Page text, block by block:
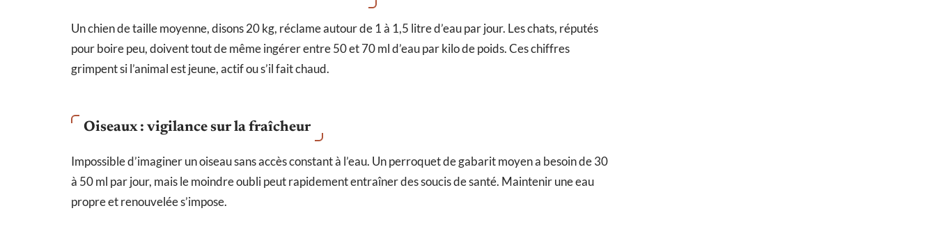
Un chien de taille moyenne, disons 20 kg, réclame autour de 1 à 1,5 litre d’eau par jour. Les chats, réputés
pour boire peu, doivent tout de même ingérer entre 50 et 70 ml d’eau par kilo de poids. Ces chiffres
grimpent si l’animal est jeune, actif ou s’il fait chaud.
Oiseaux : vigilance sur la fraîcheur
Impossible d’imaginer un oiseau sans accès constant à l’eau. Un perroquet de gabarit moyen a besoin de 30
à 50 ml par jour, mais le moindre oubli peut rapidement entraîner des soucis de santé. Maintenir une eau
propre et renouvelée s’impose.